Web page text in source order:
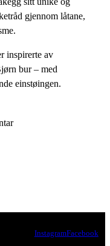
gjennom låtane,
inspirerte av
bur – med
einstøingen.
InstagramFacebook